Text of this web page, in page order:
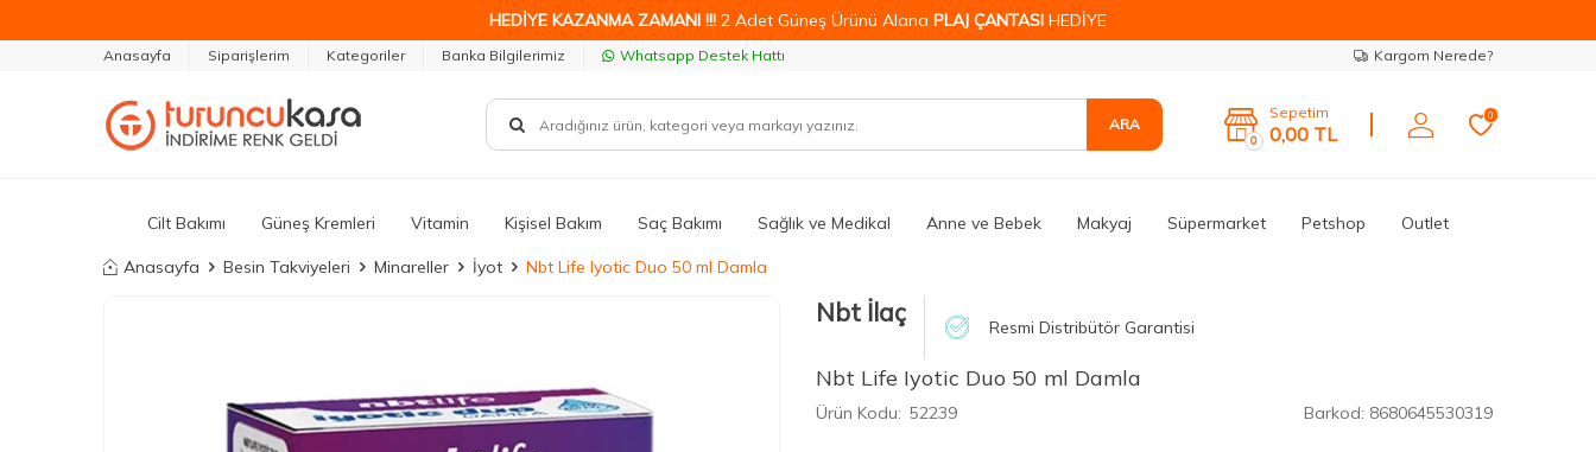
HEDİYE KAZANMA ZAMANI !!! 2 Adet Güneş Ürünü Alana PLAJ ÇANTASI HEDİYE
Anasayfa Siparişlerim Kategoriler Banka Bilgilerimiz Whatsapp Destek Hattı Kargom Nerede?
ARA
0
Sepetim
0,00 TL
0
Cilt Bakımı Güneş Kremleri Vitamin Kişisel Bakım Saç Bakımı Sağlık ve Medikal Anne ve Bebek Makyaj Süpermarket Petshop Outlet
Anasayfa Besin Takviyeleri Minareller İyot Nbt Life Iyotic Duo 50 ml Damla
Nbt İlaç Resmi Distribütör Garantisi
Nbt Life Iyotic Duo 50 ml Damla
Ürün Kodu: 52239 Barkod: 8680645530319